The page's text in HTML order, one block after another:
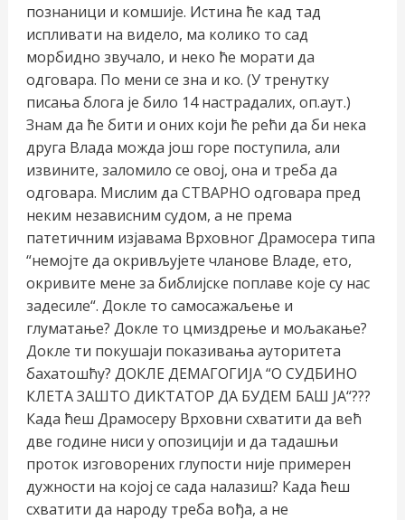
познаници и комшије. Истина ће кад тад
испливати на видело, ма колико то сад
морбидно звучало, и неко ће морати да
одговара. По мени се зна и ко. (У тренутку
писања блога је било 14 настрадалих, оп.аут.)
Знам да ће бити и оних који ће рећи да би нека
друга Влада можда још горе поступила, али
извините, заломило се овој, она и треба да
одговара. Мислим да СТВАРНО одговара пред
неким независним судом, а не према
патетичним изјавама Врховног Драмосера типа
“немојте да окривљујете чланове Владе, ето,
окривите мене за библијске поплаве које су нас
задесиле“. Докле то самосажаљење и
глуматање? Докле то цмиздрење и мољакање?
Докле ти покушаји показивања ауторитета
бахатошћу? ДОКЛЕ ДЕМАГОГИЈА “О СУДБИНО
КЛЕТА ЗАШТО ДИКТАТОР ДА БУДЕМ БАШ ЈА“???
Када ћеш Драмосеру Врховни схватити да већ
две године ниси у опозицији и да тадашњи
проток изговорених глупости није примерен
дужности на којој се сада налазиш? Када ћеш
схватити да народу треба вођа, а не